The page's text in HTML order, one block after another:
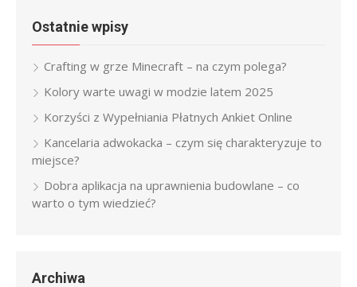
Ostatnie wpisy
Crafting w grze Minecraft – na czym polega?
Kolory warte uwagi w modzie latem 2025
Korzyści z Wypełniania Płatnych Ankiet Online
Kancelaria adwokacka – czym się charakteryzuje to
miejsce?
Dobra aplikacja na uprawnienia budowlane – co
warto o tym wiedzieć?
Archiwa